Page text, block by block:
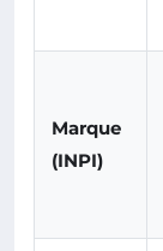
Marque
(INPI)